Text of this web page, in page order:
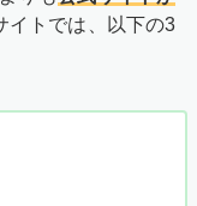
イトでは、以下の3